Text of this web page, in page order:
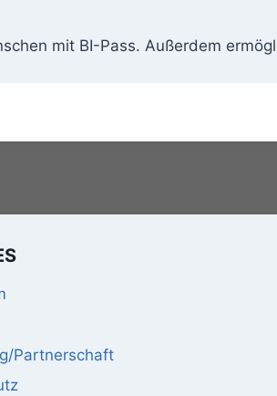
mit BI-Pass. Außerdem
Partnerschaft